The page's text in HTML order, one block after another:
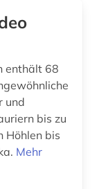
internationales öffentliches recht (1)
enthält 68
und
bis zu
Höhlen bis
Mehr